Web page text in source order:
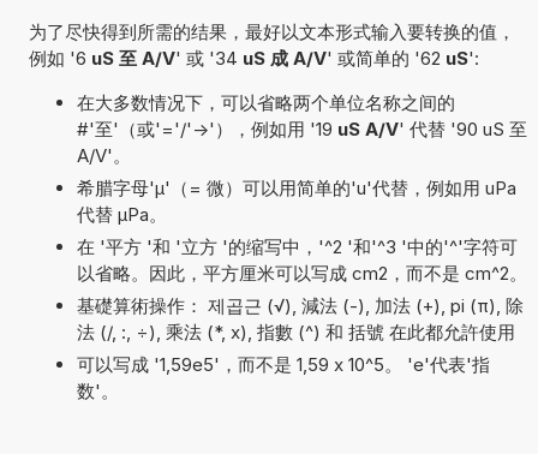
为了尽快得到所需的结果，最好以文本形式输入要转换的值，
例如 '6 uS 至 A/V' 或 '34 uS 成 A/V' 或简单的 '62 uS':
在大多数情况下，可以省略两个单位名称之间的
#'至'（或'='/'->'），例如用 '19 uS A/V' 代替 '90 uS 至
A/V'。
希腊字母'µ'（= 微）可以用简单的'u'代替，例如用 uPa
代替 µPa。
在 '平方 '和 '立方 '的缩写中，'^2 '和'^3 '中的'^'字符可
以省略。因此，平方厘米可以写成 cm2，而不是 cm^2。
基礎算術操作： 제곱근 (√), 減法 (-), 加法 (+), pi (π), 除
法 (/, :, ÷), 乘法 (*, x), 指數 (^) 和 括號 在此都允許使用
可以写成 '1,59e5'，而不是 1,59 x 10^5。 'e'代表'指
数'。